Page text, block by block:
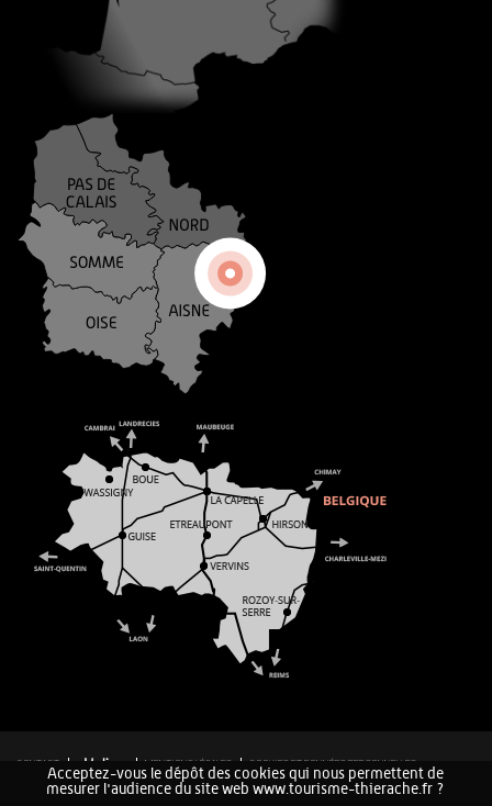
CONTACT MENTIONS LÉGALES
COOKIES ET DONNÉES PERSONNELLES
PLAN DU SITE
Acceptez-vous le dépôt des cookies qui nous permettent de
mesurer l'audience du site web www.tourisme-thierache.fr ?